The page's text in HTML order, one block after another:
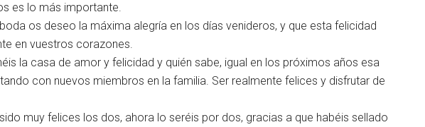
es lo más importante.
os deseo la máxima alegría en los días venideros, y que esta felicidad
en vuestros corazones.
la casa de amor y felicidad y quién sabe, igual en los próximos años esa
con nuevos miembros en la familia. Ser realmente felices y disfrutar de
muy felices los dos, ahora lo seréis por dos, gracias a que habéis sellado